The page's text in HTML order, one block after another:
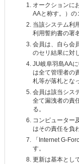
オークションに
AAと称す。）
当該システム利
利用誓約書の署
会員は、自ら会
のセリ結果に対
JU岐阜羽島AA
は全て管理者の
札等が落札とな
会員は該当シス
全て漏洩者の責
る。
コンピューター
はその責任を負
「Internet G-
す。
更新は基本とし